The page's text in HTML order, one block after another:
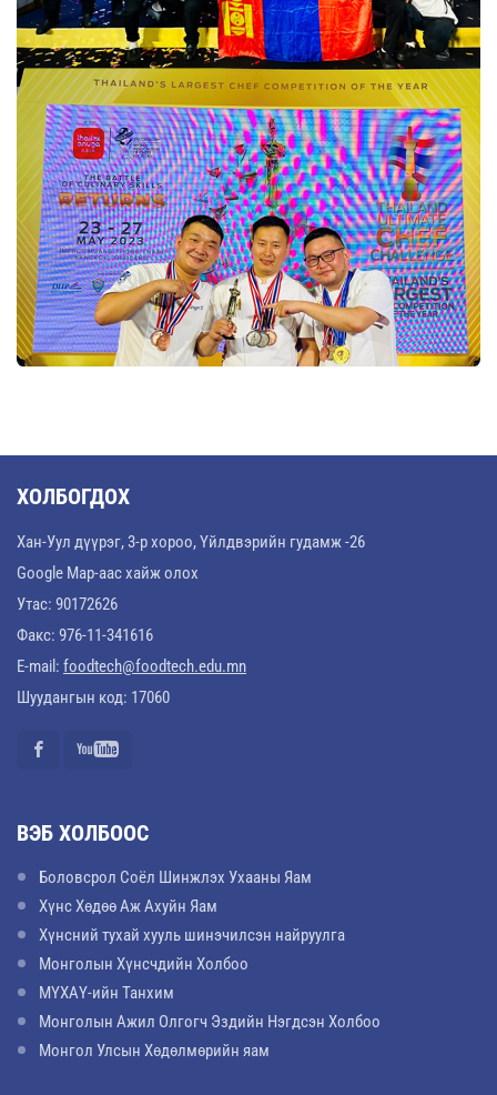
ХОЛБОГДОХ
Хан-Уул дүүрэг, 3-р хороо, Үйлдвэрийн гудамж -26
Google Map-аас хайж олох
Утас: 90172626
Факс: 976-11-341616
E-mail: foodtech@foodtech.edu.mn
Шуудангын код: 17060
ВЭБ ХОЛБООС
Боловсрол Соёл Шинжлэх Ухааны Яам
Хүнс Хөдөө Аж Ахуйн Яам
Хүнсний тухай хууль шинэчилсэн найруулга
Монголын Хүнсчдийн Холбоо
МҮХАҮ-ийн Танхим
Монголын Ажил Олгогч Эздийн Нэгдсэн Холбоо
Монгол Улсын Хөдөлмөрийн яам